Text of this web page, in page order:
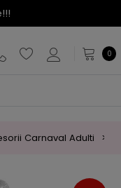
0
Carnaval Adulti